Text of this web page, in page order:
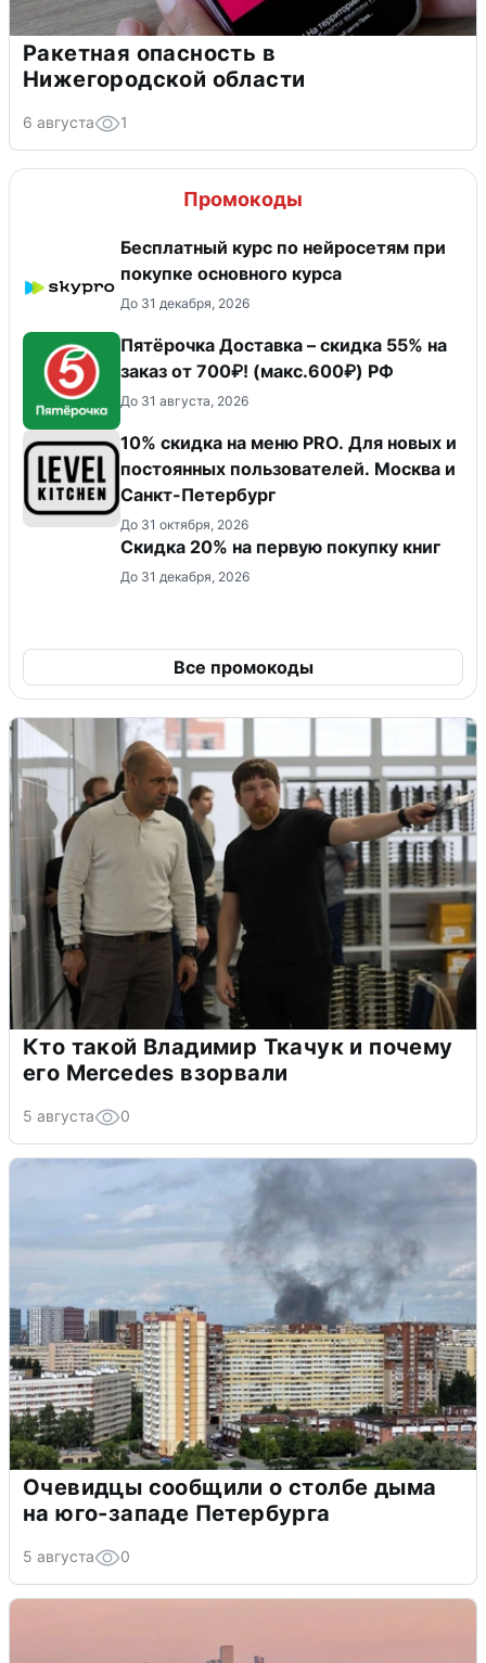
Ракетная опасность в
Нижегородской области
6 августа 1
Промокоды
Бесплатный курс по нейросетям при
покупке основного курса
До 31 декабря, 2026
Пятёрочка Доставка – скидка 55% на
заказ от 700₽! (макс.600₽) РФ
До 31 августа, 2026
10% скидка на меню PRO. Для новых и
постоянных пользователей. Москва и
Санкт-Петербург
До 31 октября, 2026
Скидка 20% на первую покупку книг
До 31 декабря, 2026
Все промокоды
Кто такой Владимир Ткачук и почему
его Mercedes взорвали
5 августа 0
Очевидцы сообщили о столбе дыма
на юго-западе Петербурга
5 августа 0